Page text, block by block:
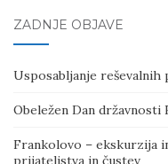
ZADNJE OBJAVE
Usposabljanje reševalnih
Obeležen Dan državnosti
Frankolovo – ekskurzija
prijateljstva in čustev